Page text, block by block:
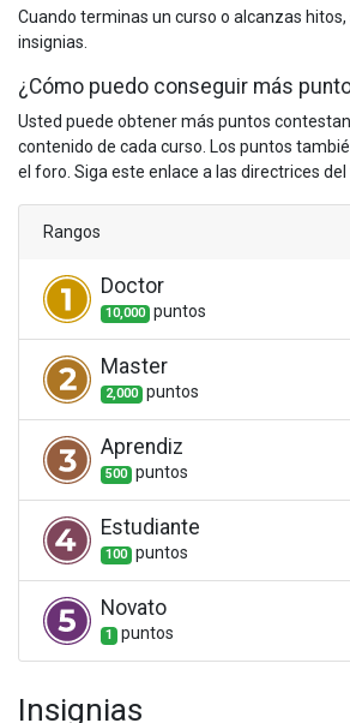
Cuando terminas un curso o alcanzas
insignias.
¿Cómo puedo conseguir más
Usted puede obtener más puntos
contenido de cada curso. Los puntos
el foro. Siga este enlace a las directrices
Rangos
Doctor
10,000 puntos
Master
2,000 puntos
Aprendiz
500 puntos
Estudiante
100 puntos
Novato
1 puntos
Insignias